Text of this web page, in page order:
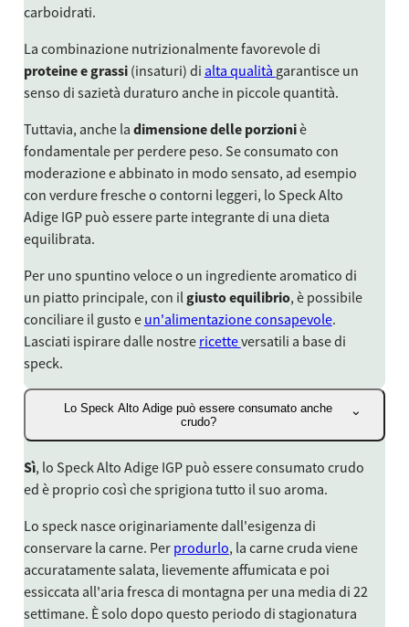
carboidrati.
La combinazione nutrizionalmente favorevole di
proteine e grassi (insaturi) di alta qualità garantisce un
senso di sazietà duraturo anche in piccole quantità.
Tuttavia, anche la dimensione delle porzioniè
fondamentale per perdere peso. Se consumato con
moderazione e abbinato in modo sensato, ad esempio
con verdure fresche o contorni leggeri, lo Speck Alto
Adige IGP può essere parte integrante di una dieta
equilibrata.
Per uno spuntino veloce o un ingrediente aromatico di
un piatto principale, con il giusto equilibrio, è possibile
conciliare il gusto e un'alimentazione consapevole.
Lasciati ispirare dalle nostre ricetteversatili a base di
speck.
Lo Speck Alto Adige può essere consumato anche
crudo?
Sì, lo Speck Alto Adige IGP può essere consumato crudo
ed è proprio così che sprigiona tutto il suo aroma.
Lo speck nasce originariamente dall'esigenza di
conservare la carne. Per produrlo, la carne cruda viene
accuratamente salata, lievemente affumicata e poi
essiccata all'aria fresca di montagna per una media di 22
settimane. È solo dopo questo periodo di stagionatura